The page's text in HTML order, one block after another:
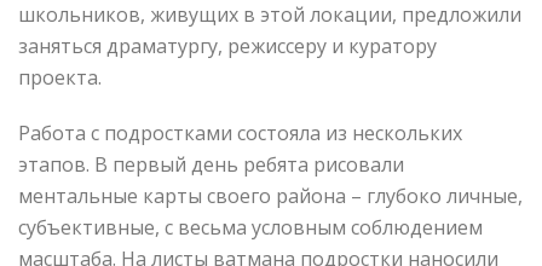
школьников, живущих в этой локации, предложили
заняться драматургу, режиссеру и куратору
проекта.
Работа с подростками состояла из нескольких
этапов. В первый день ребята рисовали
ментальные карты своего района – глубоко личные,
субъективные, с весьма условным соблюдением
масштаба. На листы ватмана подростки наносили